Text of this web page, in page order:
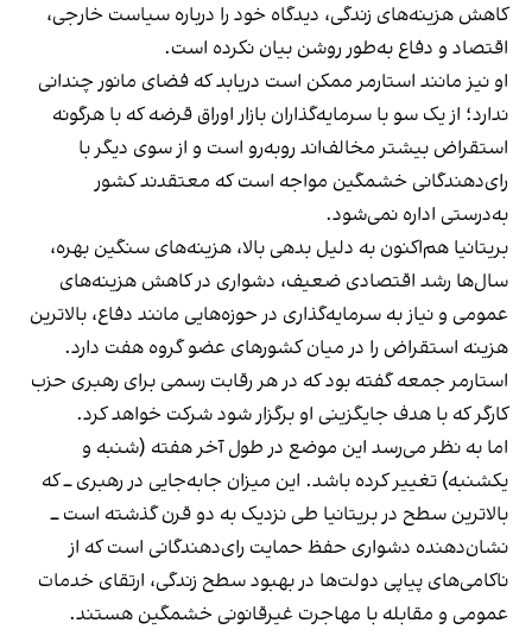
کاهش هزینه‌های زندگی، دیدگاه خود را درباره سیاست خارجی،
اقتصاد و دفاع به‌طور روشن بیان نکرده است.
او نیز مانند استارمر ممکن است دریابد که فضای مانور چندانی
ندارد؛ از یک سو با سرمایه‌گذاران بازار اوراق قرضه که با هرگونه
استقراض بیشتر مخالف‌اند روبه‌رو است و از سوی دیگر با
رای‌دهندگانی خشمگین مواجه است که معتقدند کشور
به‌درستی اداره نمی‌شود.
بریتانیا هم‌اکنون به دلیل بدهی بالا، هزینه‌های سنگین بهره،
سال‌ها رشد اقتصادی ضعیف، دشواری در کاهش هزینه‌های
عمومی و نیاز به سرمایه‌گذاری در حوزه‌هایی مانند دفاع، بالاترین
هزینه استقراض را در میان کشورهای عضو گروه هفت دارد.
استارمر جمعه گفته بود که در هر رقابت رسمی برای رهبری حزب
کارگر که با هدف جایگزینی او برگزار شود شرکت خواهد کرد.
اما به نظر می‌رسد این موضع در طول آخر هفته (شنبه و
یکشنبه) تغییر کرده باشد. این میزان جابه‌جایی در رهبری ــ که
بالاترین سطح در بریتانیا طی نزدیک به دو قرن گذشته است ــ
نشان‌دهنده دشواری حفظ حمایت رای‌دهندگانی است که از
ناکامی‌های پیاپی دولت‌ها در بهبود سطح زندگی، ارتقای خدمات
عمومی و مقابله با مهاجرت غیرقانونی خشمگین هستند.